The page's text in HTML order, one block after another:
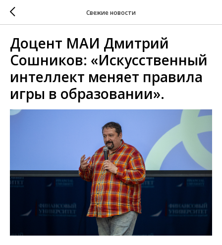
Свежие новости
Доцент МАИ Дмитрий
Сошников: «Искусственный
интеллект меняет правила
игры в образовании».